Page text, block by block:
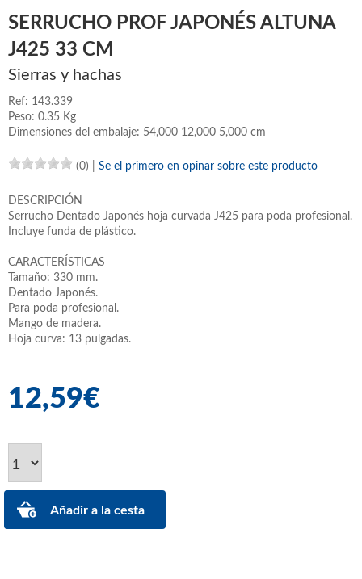
SERRUCHO PROF JAPONÉS ALTUNA
J425 33 CM
Sierras y hachas
Ref: 143.339
Peso: 0.35 Kg
Dimensiones del embalaje: 54,000 12,000 5,000 cm
(0) Se el primero en opinar sobre este producto
DESCRIPCIÓN
Serrucho Dentado Japonés hoja curvada J425 para poda profesional.
Incluye funda de plástico.
CARACTERÍSTICAS
Tamaño: 330 mm.
Dentado Japonés.
Para poda profesional.
Mango de madera.
Hoja curva: 13 pulgadas.
12,59€